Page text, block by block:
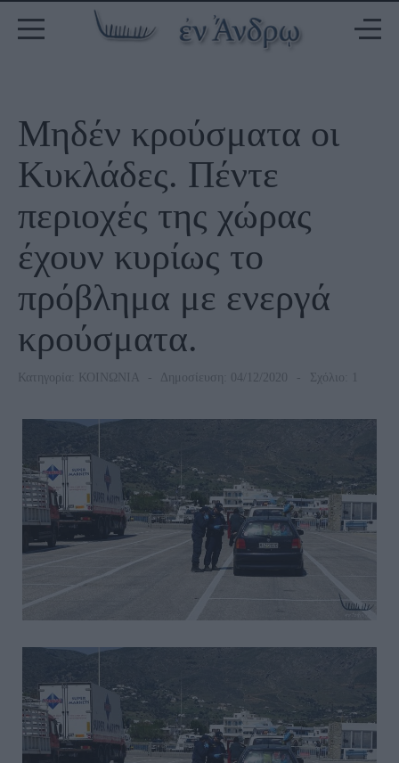
Μηδέν κρούσματα οι
Κυκλάδες. Πέντε
περιοχές της χώρας
έχουν κυρίως το
πρόβλημα με ενεργά
κρούσματα.
Κατηγορία: ΚΟΙΝΩΝΙΑ Δημοσίευση: 04/12/2020 Σχόλιο: 1